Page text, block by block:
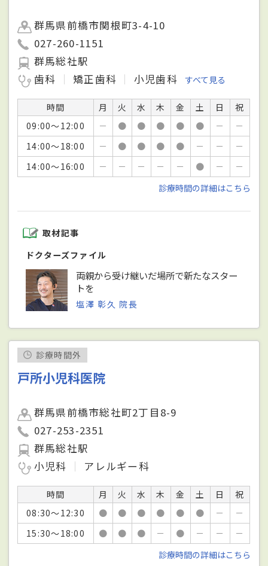
群馬県前橋市関根町3-4-10
027-260-1151
群馬総社駅
歯科
矯正歯科 小児歯科 すべて見る
時間 月 火 水 木 金 土 日
祝
09:00～12:00
－ ● ● ● ● ● －
－
14:00～18:00
－ ● ● ● ● － －
－
14:00～16:00
－ － － － － ● －
－
診療時間の詳細はこちら
取材記事
ドクターズファイル
両親から受け継いだ場所で新たなスター
トを
塩澤 彰久 院長
診療時間外
戸所小児科医院
群馬県前橋市総社町2丁目8-9
027-253-2351
群馬総社駅
小児科
アレルギー科
時間 月 火 水 木 金 土 日
祝
08:30～12:30
● ● ● ● ● ● －
－
15:30～18:00
● ● ● － ● － －
－
診療時間の詳細はこちら